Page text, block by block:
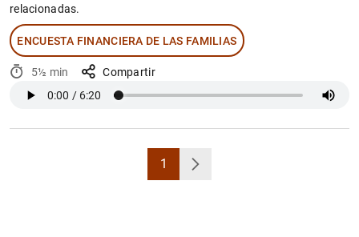
relacionadas.
ENCUESTA FINANCIERA DE LAS FAMILIAS
5½ min Compartir
Página
1
Siguiente